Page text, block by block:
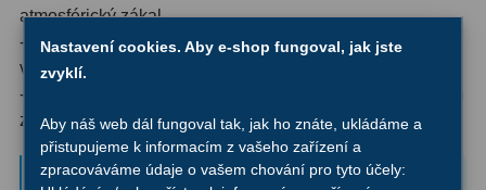
Filtry L-RGB
Filtry IR-Pass6
Filtry IR-Block10
atmosférický zákal
- Pozorovat objekty v jasném světle nebo odrazech od
vodních ploch a sněhu
- Chránit oči před nepříjemně jasným světlem při vysokém
zvětšení
Pozorování Slunce (pouze s
Nastavení cookies. Aby e-shop fungoval, jak jste
zvyklí.
Aby náš web dál fungoval tak, jak ho znáte, ukládáme a
přistupujeme k informacím z vašeho zařízení a
zpracováváme údaje o vašem chování pro tyto účely: